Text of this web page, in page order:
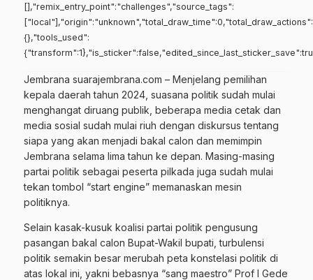
[],"remix_entry_point":"challenges","source_tags":
{},"tools_used":
Jembrana suarajembrana.com – Menjelang pemilihan
kepala daerah tahun 2024, suasana politik sudah mulai
menghangat diruang publik, beberapa media cetak dan
media sosial sudah mulai riuh dengan diskursus tentang
siapa yang akan menjadi bakal calon dan memimpin
Jembrana selama lima tahun ke depan. Masing-masing
partai politik sebagai peserta pilkada juga sudah mulai
tekan tombol “start engine” memanaskan mesin
politiknya.
Selain kasak-kusuk koalisi partai politik pengusung
pasangan bakal calon Bupat-Wakil bupati, turbulensi
politik semakin besar merubah peta konstelasi politik di
atas lokal ini, yakni bebasnya “sang maestro” Prof I Gede